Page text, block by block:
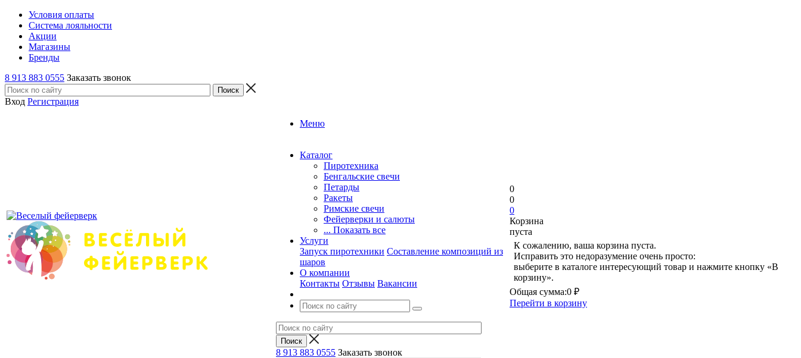
Условия оплаты
Система лояльности
Акции
Магазины
Бренды
8 913 883 0555 Заказать звонок
Вход Регистрация
Меню
Каталог
Пиротехника
Бенгальские свечи
Петарды
Ракеты
Римские свечи
Фейерверки и салюты
... Показать все
Услуги
Запуск пиротехники Составление композиций из
шаров
О компании
Контакты Отзывы Вакансии
8 913 883 0555 Заказать звонок
0
0
0
Корзина
пуста
К сожалению, ваша корзина пуста.
Исправить это недоразумение очень просто:
выберите в каталоге интересующий товар и нажмите кнопку «В
корзину».
Общая сумма:0 ₽
Перейти в корзину